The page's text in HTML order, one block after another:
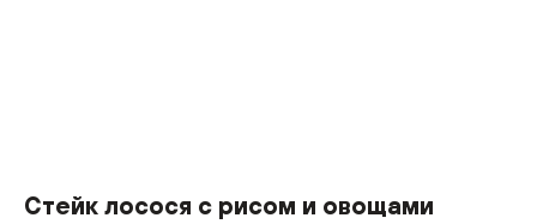
Стейк лосося с рисом и овощами